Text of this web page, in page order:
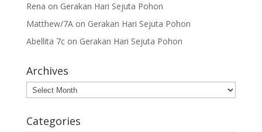
Rena on Gerakan Hari Sejuta Pohon
Matthew/7Aon Gerakan Hari Sejuta Pohon
Abellita 7con Gerakan Hari Sejuta Pohon
Archives
Archives
Categories